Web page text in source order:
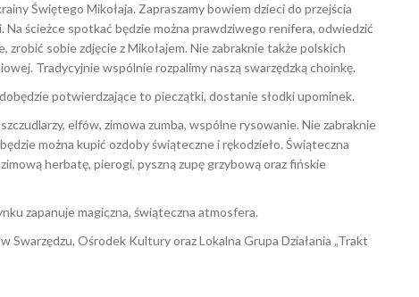
Świętego Mikołaja. Zapraszamy bowiem dzieci do przejścia
ścieżce spotkać będzie można prawdziwego renifera, odwiedzić
sobie zdjęcie z Mikołajem. Nie zabraknie także polskich
Tradycyjnie wspólnie rozpalimy naszą swarzędzką choinkę.
potwierdzające to pieczątki, dostanie słodki upominek.
elfów, zimowa zumba, wspólne rysowanie. Nie zabraknie
można kupić ozdoby świąteczne i rękodzieło. Świąteczna
herbatę, pierogi, pyszną zupę grzybową oraz fińskie
zapanuje magiczna, świąteczna atmosfera.
Swarzędzu, Ośrodek Kultury oraz Lokalna Grupa Działania „Trakt